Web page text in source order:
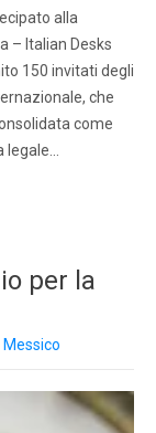
alla
– Italian Desks
150 invitati degli
che
come
per la
Messico